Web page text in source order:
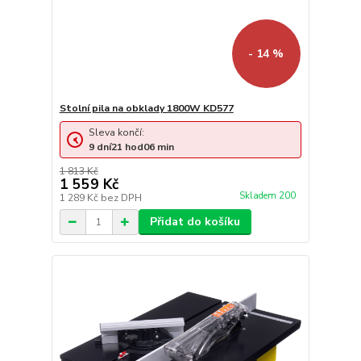
- 14 %
Stolní pila na obklady 1800W KD577
1 813 Kč
1 559 Kč
1 289 Kč bez DPH Skladem 200
Sleva končí:
9 dní21 hod06 min
Přidat do košíku